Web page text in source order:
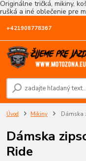
Originálne tričká, mikiny,
rušká a iné oblečenie pre
+421908778367
Úvod Mikiny Dámska
Dámska
Ride